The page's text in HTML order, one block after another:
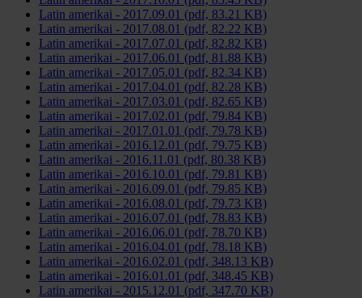
Latin amerikai - 2017.09.01 (pdf, 83.21 KB)
Latin amerikai - 2017.08.01 (pdf, 82.22 KB)
Latin amerikai - 2017.07.01 (pdf, 82.82 KB)
Latin amerikai - 2017.06.01 (pdf, 81.88 KB)
Latin amerikai - 2017.05.01 (pdf, 82.34 KB)
Latin amerikai - 2017.04.01 (pdf, 82.28 KB)
Latin amerikai - 2017.03.01 (pdf, 82.65 KB)
Latin amerikai - 2017.02.01 (pdf, 79.84 KB)
Latin amerikai - 2017.01.01 (pdf, 79.78 KB)
Latin amerikai - 2016.12.01 (pdf, 79.75 KB)
Latin amerikai - 2016.11.01 (pdf, 80.38 KB)
Latin amerikai - 2016.10.01 (pdf, 79.81 KB)
Latin amerikai - 2016.09.01 (pdf, 79.85 KB)
Latin amerikai - 2016.08.01 (pdf, 79.73 KB)
Latin amerikai - 2016.07.01 (pdf, 78.83 KB)
Latin amerikai - 2016.06.01 (pdf, 78.70 KB)
Latin amerikai - 2016.04.01 (pdf, 78.18 KB)
Latin amerikai - 2016.02.01 (pdf, 348.13 KB)
Latin amerikai - 2016.01.01 (pdf, 348.45 KB)
Latin amerikai - 2015.12.01 (pdf, 347.70 KB)